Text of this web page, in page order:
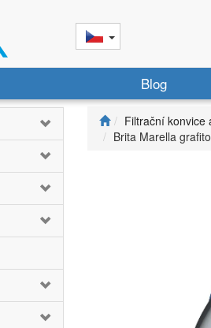
Blog
Filtrační konvice
Brita Marella